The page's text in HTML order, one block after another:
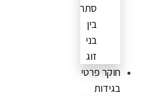
סתר
בין
בני
זוג
חוקר פרטי
בגידות